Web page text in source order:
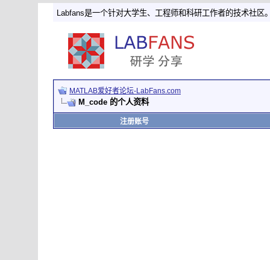
Labfans是一个针对大学生、工程师和科研工作者的技术社区
MATLAB爱好者论坛-LabFans.com
M_code 的个人资料
注册账号